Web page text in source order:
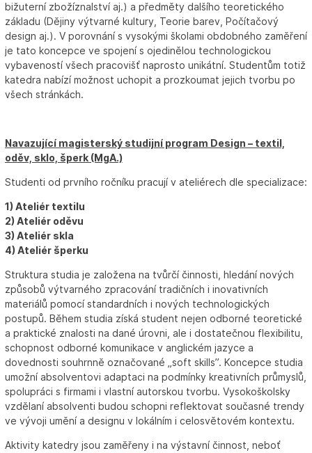
bižuterní zbožíznalství aj.) a předměty dalšího teoretického
základu (Dějiny výtvarné kultury, Teorie barev, Počítačový
design aj.). V porovnání s vysokými školami obdobného zaměření
je tato koncepce ve spojení s ojedinělou technologickou
vybaveností všech pracovišť naprosto unikátní. Studentům totiž
katedra nabízí možnost uchopit a prozkoumat jejich tvorbu po
všech stránkách.
Navazující magisterský studijní program Design – textil,
oděv, sklo, šperk (MgA.)
Studenti od prvního ročníku pracují v ateliérech dle specializace:
1) Ateliér textilu
2) Ateliér oděvu
3) Ateliér skla
4) Ateliér šperku
Struktura studia je založena na tvůrčí činnosti, hledání nových
způsobů výtvarného zpracování tradičních i inovativních
materiálů pomocí standardních i nových technologických
postupů. Během studia získá student nejen odborné teoretické
a praktické znalosti na dané úrovni, ale i dostatečnou flexibilitu,
schopnost odborné komunikace v anglickém jazyce a
dovednosti souhrnně označované „soft skills”. Koncepce studia
umožní absolventovi adaptaci na podmínky kreativních průmyslů,
spolupráci s firmami i vlastní autorskou tvorbu. Vysokoškolsky
vzdělaní absolventi budou schopni reflektovat současné trendy
ve vývoji umění a designu v lokálním i celosvětovém kontextu.
Aktivity katedry jsou zaměřeny i na výstavní činnost, neboť